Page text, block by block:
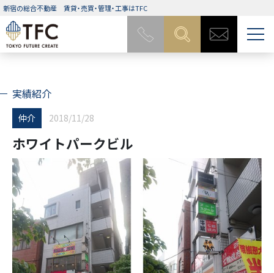
新宿の総合不動産 賃貸・売買・管理・工事はTFC
実績紹介
仲介 2018/11/28
ホワイトパークビル